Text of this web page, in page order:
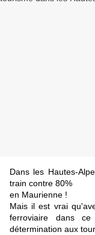
Dans les Hautes-
train contre 80%
en Maurienne !
Mais il est vrai
ferroviaire dans
détermination aux